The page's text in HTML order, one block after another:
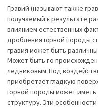
Гравий (называют также
получаемый в результате
влиянием естественных
дробления горной породы
гравия может быть
Может быть по
ледниковым. Под
приобретает гладкую
горной породы может
структуру. Эти